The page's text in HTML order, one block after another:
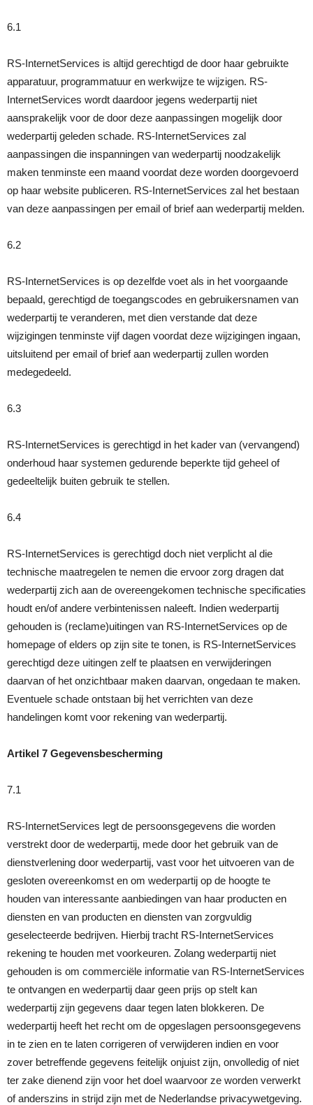
6.1
RS-InternetServices is altijd gerechtigd de door haar gebruikte
apparatuur, programmatuur en werkwijze te wijzigen. RS-
InternetServices wordt daardoor jegens wederpartij niet
aansprakelijk voor de door deze aanpassingen mogelijk door
wederpartij geleden schade. RS-InternetServices zal
aanpassingen die inspanningen van wederpartij noodzakelijk
maken tenminste een maand voordat deze worden doorgevoerd
op haar website publiceren. RS-InternetServices zal het bestaan
van deze aanpassingen per email of brief aan wederpartij melden.
6.2
RS-InternetServices is op dezelfde voet als in het voorgaande
bepaald, gerechtigd de toegangscodes en gebruikersnamen van
wederpartij te veranderen, met dien verstande dat deze
wijzigingen tenminste vijf dagen voordat deze wijzigingen ingaan,
uitsluitend per email of brief aan wederpartij zullen worden
medegedeeld.
6.3
RS-InternetServices is gerechtigd in het kader van (vervangend)
onderhoud haar systemen gedurende beperkte tijd geheel of
gedeeltelijk buiten gebruik te stellen.
6.4
RS-InternetServices is gerechtigd doch niet verplicht al die
technische maatregelen te nemen die ervoor zorg dragen dat
wederpartij zich aan de overeengekomen technische specificaties
houdt en/of andere verbintenissen naleeft. Indien wederpartij
gehouden is (reclame)uitingen van RS-InternetServices op de
homepage of elders op zijn site te tonen, is RS-InternetServices
gerechtigd deze uitingen zelf te plaatsen en verwijderingen
daarvan of het onzichtbaar maken daarvan, ongedaan te maken.
Eventuele schade ontstaan bij het verrichten van deze
handelingen komt voor rekening van wederpartij.
Artikel 7 Gegevensbescherming
7.1
RS-InternetServices legt de persoonsgegevens die worden
verstrekt door de wederpartij, mede door het gebruik van de
dienstverlening door wederpartij, vast voor het uitvoeren van de
gesloten overeenkomst en om wederpartij op de hoogte te
houden van interessante aanbiedingen van haar producten en
diensten en van producten en diensten van zorgvuldig
geselecteerde bedrijven. Hierbij tracht RS-InternetServices
rekening te houden met voorkeuren. Zolang wederpartij niet
gehouden is om commerciële informatie van RS-InternetServices
te ontvangen en wederpartij daar geen prijs op stelt kan
wederpartij zijn gegevens daar tegen laten blokkeren. De
wederpartij heeft het recht om de opgeslagen persoonsgegevens
in te zien en te laten corrigeren of verwijderen indien en voor
zover betreffende gegevens feitelijk onjuist zijn, onvolledig of niet
ter zake dienend zijn voor het doel waarvoor ze worden verwerkt
of anderszins in strijd zijn met de Nederlandse privacywetgeving.